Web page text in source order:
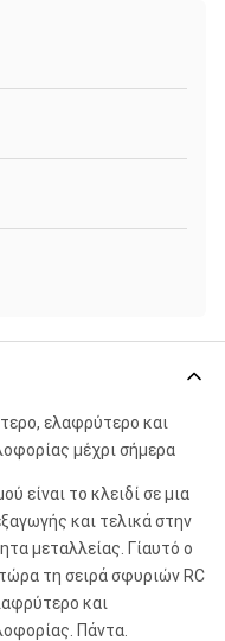
ελαφρύτερο και
μέχρι σήμερα
είναι το κλειδί σε μια
και τελικά στην
μεταλλείας. Γίαυτό ο
τη σειρά σφυριών RC
και
Πάντα.